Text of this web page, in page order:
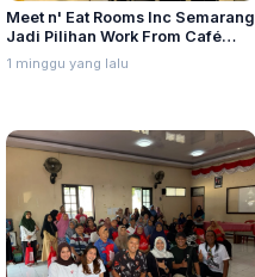
Meet n' Eat Rooms Inc Semarang
Jadi Pilihan Work From Café
dengan Menu Baru yang Variatif
1 minggu yang lalu